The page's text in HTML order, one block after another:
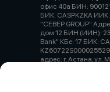
офис 40а БИН:
БИК: CASPKZKA
"СЕВЕР GROUP"
дом 12 БИН (ИИН):
Bank" КБе: 17 БИК:
адрес: г. Астана, ул.
адрес: г.